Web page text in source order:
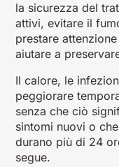
la sicurezza del
attivi, evitare il
prestare
aiutare a
Il calore, le
peggiorare
senza che ciò
sintomi nuovi o
durano più di 24
segue.